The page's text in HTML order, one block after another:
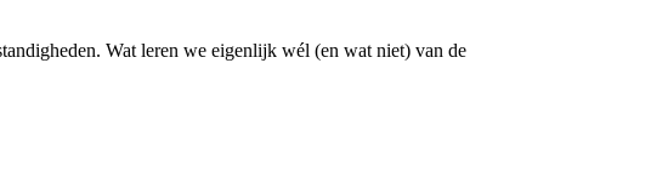
Wat leren we eigenlijk wél (en wat niet) van de